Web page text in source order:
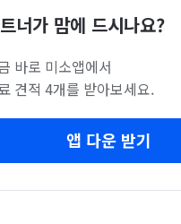
너가 맘에 드시나요?
바로 미소앱에서
견적 4개를 받아보세요.
앱 다운 받기